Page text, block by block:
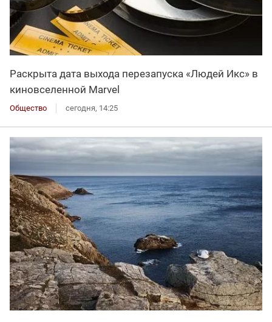
Раскрыта дата выхода перезапуска «Людей Икс» в
киновселенной Marvel
Общество сегодня, 14:25